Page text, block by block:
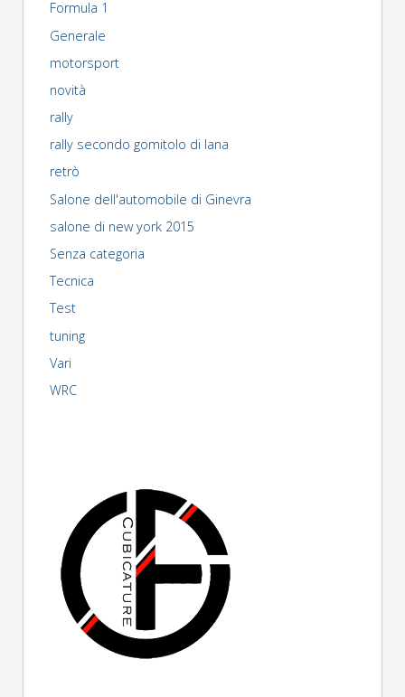
Formula 1
Generale
motorsport
novità
rally
rally secondo gomitolo di lana
retrò
Salone dell'automobile di Ginevra
salone di new york 2015
Senza categoria
Tecnica
Test
tuning
Vari
WRC